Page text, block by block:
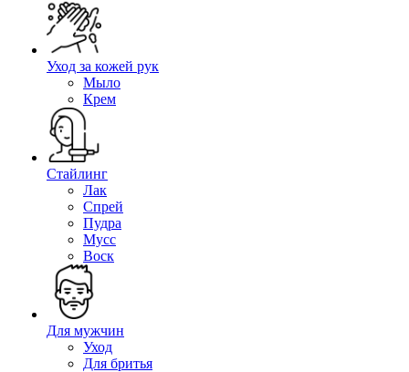
Уход за кожей рук
Мыло
Крем
Стайлинг
Лак
Спрей
Пудра
Мусс
Воск
Для мужчин
Уход
Для бритья